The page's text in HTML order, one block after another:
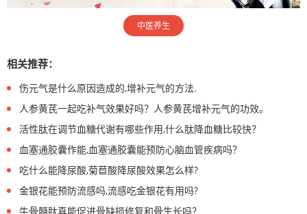
中医养生
相关推荐：
伤元气是什么原因造成的,增补元气的方法.
人参黄芪一起吃补气效果好吗？人参黄芪增补元气的功效。
活性肽在调节血糖代谢有哪些作用,什么肽降血糖比较快？
血塞通胶囊作能,血塞通胶囊能预防心脑血管疾病吗？
吃什么能降尿酸,菊苣酸降尿酸效果怎么样?
金银花能预防流感吗,流感吃金银花有用吗?
牛骨髓肽真能促进骨缺损修复和骨生长吗？